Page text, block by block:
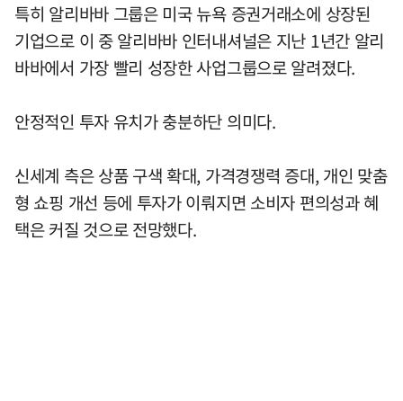
특히 알리바바 그룹은 미국 뉴욕 증권거래소에 상장된
기업으로 이 중 알리바바 인터내셔널은 지난 1년간 알리
바바에서 가장 빨리 성장한 사업그룹으로 알려졌다.
안정적인 투자 유치가 충분하단 의미다.
신세계 측은 상품 구색 확대, 가격경쟁력 증대, 개인 맞춤
형 쇼핑 개선 등에 투자가 이뤄지면 소비자 편의성과 혜
택은 커질 것으로 전망했다.